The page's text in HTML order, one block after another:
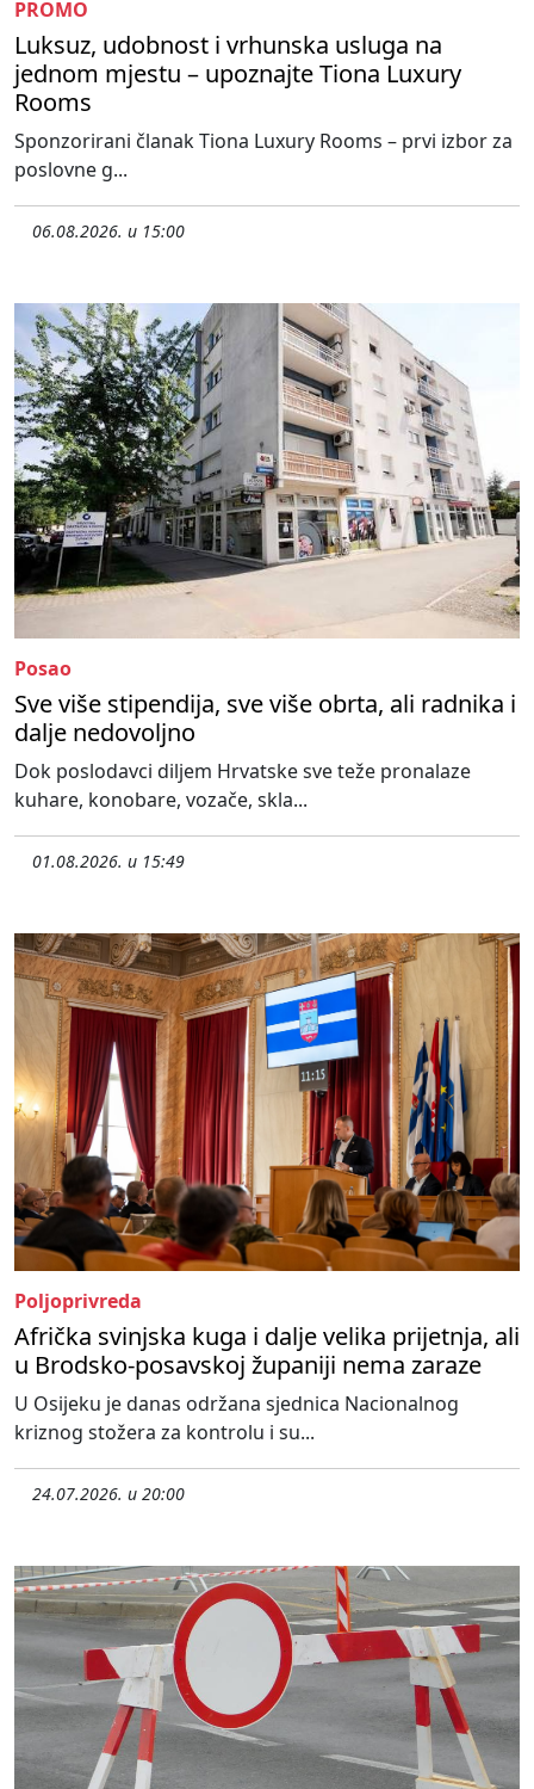
PROMO
Luksuz, udobnost i vrhunska usluga na
jednom mjestu – upoznajte Tiona Luxury
Rooms
Sponzorirani članak Tiona Luxury Rooms – prvi izbor za
poslovne g...
06.08.2026. u 15:00
Posao
Sve više stipendija, sve više obrta, ali radnika i
dalje nedovoljno
Dok poslodavci diljem Hrvatske sve teže pronalaze
kuhare, konobare, vozače, skla...
01.08.2026. u 15:49
Poljoprivreda
Afrička svinjska kuga i dalje velika prijetnja, ali
u Brodsko-posavskoj županiji nema zaraze
U Osijeku je danas održana sjednica Nacionalnog
kriznog stožera za kontrolu i su...
24.07.2026. u 20:00